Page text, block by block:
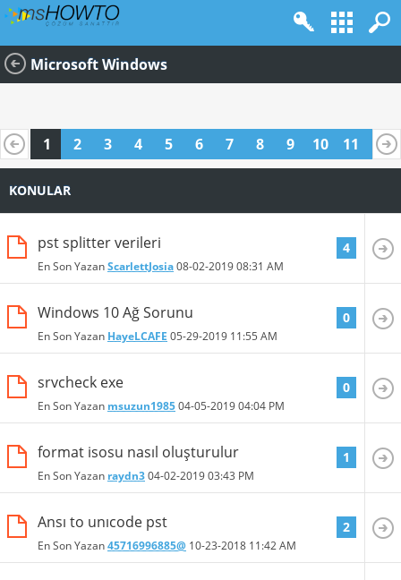
Microsoft Windows
1 2 3 4 5 6 7 8 9 10 11
12
KONULAR
pst splitter verileri
En Son YazanScarlettJosia08-02-201908:31 AM
4
Windows 10 Ağ Sorunu
En Son Yazan HayeLCAFE 05-29-2019 11:55 AM
0
srvcheck exe
En Son Yazan msuzun198504-05-201904:04 PM
0
format isosu nasıl oluşturulur
En Son Yazan raydn304-02-201903:43 PM
1
Ansı to unıcode pst
En Son Yazan45716996885@ 10-23-2018 11:42 AM
2